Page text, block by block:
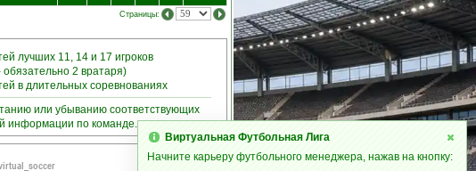
Страницы:
лучших 11, 14 и 17 игроков
обязательно 2 вратаря)
в длительных соревнованиях
или убыванию соответствующих
информации по команде.
Виртуальная Футбольная Лига
Начните карьеру футбольного менеджера, нажав на кнопку: